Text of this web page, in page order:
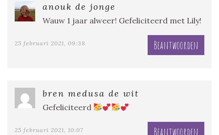
anouk de jonge
Wauw 1 jaar alweer! Gefeliciteerd met Lily!
25 februari 2021, 09:38 Beantwoorden
bren medusa de wit
Gefeliciteerd
25 februari 2021, 10:07 Beantwoorden